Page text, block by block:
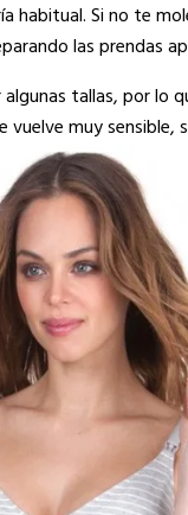
habitual. Si no te
las prendas
tallas, por lo
muy